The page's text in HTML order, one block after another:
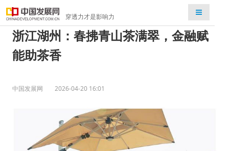
穿透力才是影响力
检索
浙江湖州：春拂青山茶满翠，金融赋
能助茶香
中国发展网 2026-04-20 16:01